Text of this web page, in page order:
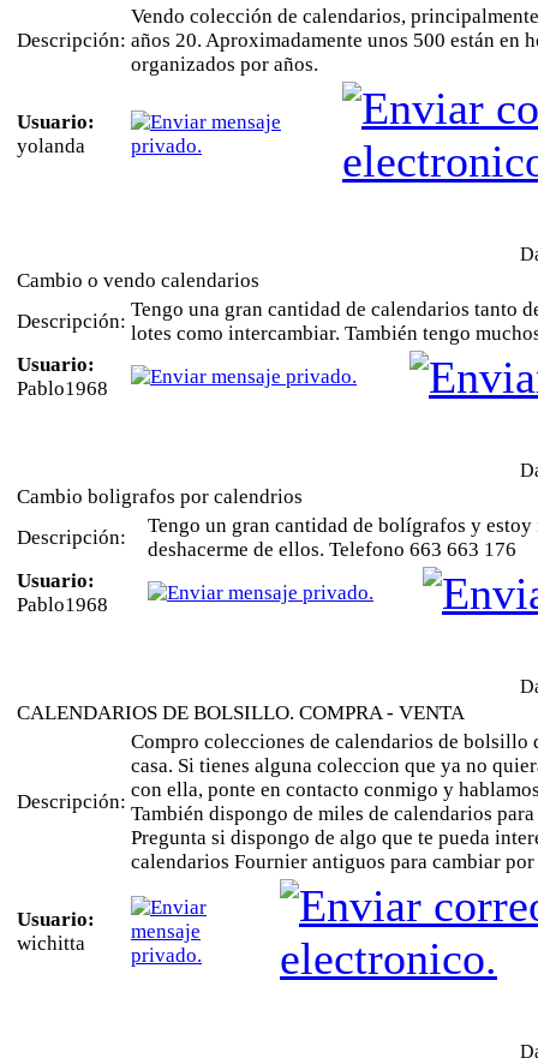
Descripción:
Vendo colección de calendarios,
años 20. Aproximadamente unos 500 están en
organizados por años.
Usuario:
yolanda
Cambio o vendo calendarios
Descripción:
Tengo una gran cantidad de calendarios tanto
lotes como intercambiar. También tengo
Usuario:
Pablo1968
Cambio boligrafos por calendrios
Descripción:
Tengo un gran cantidad de bolígrafos y
deshacerme de ellos. Telefono 663 663 176
Usuario:
Pablo1968
CALENDARIOS DE BOLSILLO. COMPRA - VENTA
Descripción:
Compro colecciones de calendarios de bolsillo
casa. Si tienes alguna coleccion que ya no
con ella, ponte en contacto conmigo y
También dispongo de miles de calendarios
Pregunta si dispongo de algo que te pueda
calendarios Fournier antiguos para cambiar
Usuario:
wichitta